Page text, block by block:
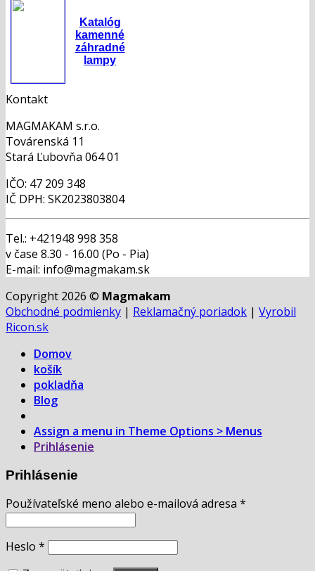
Katalóg
kamenné
záhradné
lampy
Kontakt
MAGMAKAM s.r.o.
Továrenská 11
Stará Ľubovňa 064 01
IČO: 47 209 348
IČ DPH: SK2023803804
Tel.: +421948 998 358
v čase 8.30 - 16.00 (Po - Pia)
E-mail: info@magmakam.sk
Copyright 2026 © Magmakam
Obchodné podmienky | Reklamačný poriadok | Vyrobil
Ricon.sk
Domov
košík
pokladňa
Blog
Assign a menu in Theme Options > Menus
Prihlásenie
Prihlásenie
Používateľské meno alebo e-mailová adresa *
Heslo *